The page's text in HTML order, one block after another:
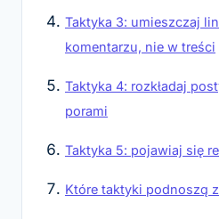
Taktyka 3: umieszczaj
komentarzu, nie w treści
Taktyka 4: rozkładaj
porami
Taktyka 5: pojawiaj się
Które taktyki podnoszą